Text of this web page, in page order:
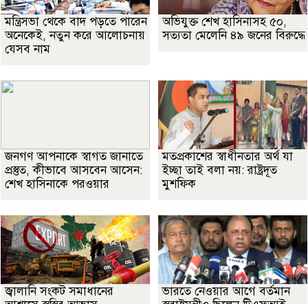
মন্ত্রিসভা থেকে বাদ পড়তে পারেন
অনেকেই, নতুন করে আলোচনায়
যেসব নাম
অভিযুক্ত শেখ হাসিনাসহ ৫০,
সত্যতা মেলেনি ৪৯ জনের বিরুদ্ধে
জনগণ আপনাকে স্বাগত জানাতে
প্রস্তুত, কীভাবে আসবেন আসেন:
শেখ হাসিনাকে পরওয়ার
মতপ্রকাশের স্বাধীনতার অর্থ যা
ইচ্ছা তাই বলা নয়: রাষ্ট্রদূত
মুশফিক
জ্বালানি সংকট সমাধানের
ভারতে নেওয়ার আগে বর্তমান